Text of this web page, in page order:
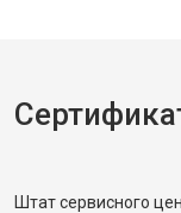
Штат сервисного